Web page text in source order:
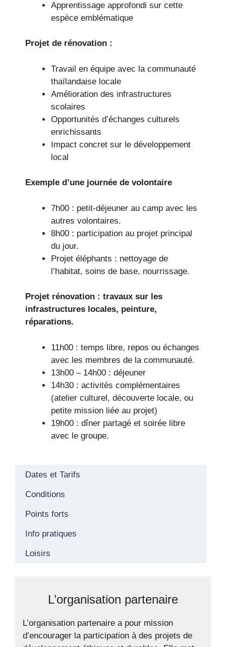
Apprentissage approfondi sur cette
espèce emblématique
Projet de rénovation :
Travail en équipe avec la communauté
thaïlandaise locale
Amélioration des infrastructures
scolaires
Opportunités d’échanges culturels
enrichissants
Impact concret sur le développement
local
Exemple d’une journée de volontaire
7h00 : petit-déjeuner au camp avec les
autres volontaires.
8h00 : participation au projet principal
du jour.
Projet éléphants : nettoyage de
l’habitat, soins de base, nourrissage.
Projet rénovation : travaux sur les
infrastructures locales, peinture,
réparations.
11h00 : temps libre, repos ou échanges
avec les membres de la communauté.
13h00 – 14h00 : déjeuner
14h30 : activités complémentaires
(atelier culturel, découverte locale, ou
petite mission liée au projet)
19h00 : dîner partagé et soirée libre
avec le groupe.
Dates et Tarifs
Conditions
Points forts
Info pratiques
Loisirs
L’organisation partenaire
L’organisation partenaire a pour mission
d’encourager la participation à des projets de